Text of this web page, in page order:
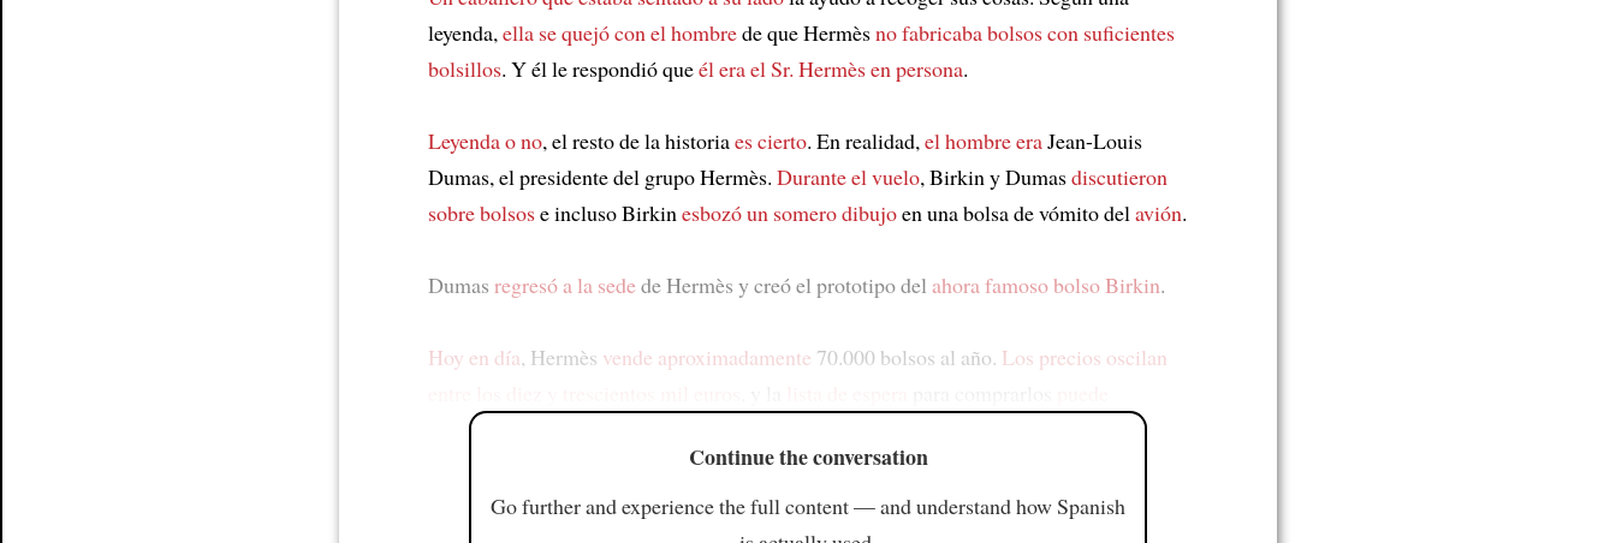
leyenda, ella se quejó con el hombrede que Hermèsno fabricaba bolsos con suficientes
bolsillos. Y él le respondió queél era el Sr. Hermès en persona.
Leyenda o no, el resto de la historiaes cierto. En realidad, el hombre eraJean-Louis
Dumas, el presidente del grupo Hermès. Durante el vuelo, Birkin y Dumasdiscutieron
sobre bolsose incluso Birkin esbozó un somero dibujoen una bolsa de vómito del avión.
Dumas regresó a la sedede Hermès y creó el prototipo del ahora famoso bolso Birkin.
Hoy en día, Hermès vende aproximadamente 70.000 bolsos al año. Los precios oscilan
Continue the conversation
Go further and experience the full content — and understand how Spanish